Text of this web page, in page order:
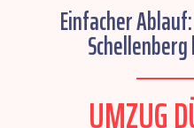
Einfacher
UMZUG